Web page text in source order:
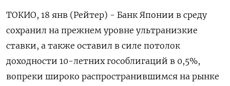
ТОКИО, 18 янв (Рейтер) - Банк Японии в среду
сохранил на прежнем уровне ультранизкие
ставки, а также оставил в силе потолок
доходности 10-летних гособлигаций в 0,5%,
вопреки широко распространившимся на рынке